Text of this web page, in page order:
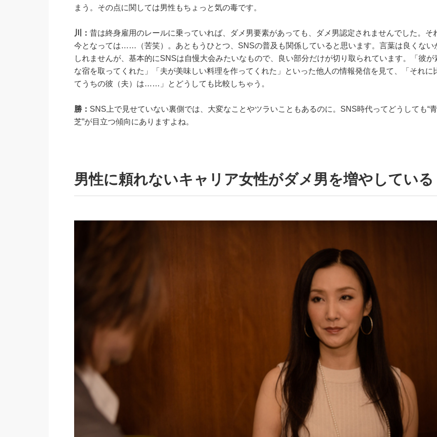
まう。その点に関しては男性もちょっと気の毒です。
川： 昔は終身雇用のレールに乗っていれば、ダメ男要素があっても、ダメ男認定されませんでした。そ
今となっては……（苦笑）。あともうひとつ、SNSの普及も関係していると思います。言葉は良くない
しれませんが、基本的にSNSは自慢大会みたいなもので、良い部分だけが切り取られています。「彼が
な宿を取ってくれた」「夫が美味しい料理を作ってくれた」といった他人の情報発信を見て、「それに
てうちの彼（夫）は……」とどうしても比較しちゃう。
勝： SNS上で見せていない裏側では、大変なことやツラいこともあるのに。SNS時代ってどうしても“
芝”が目立つ傾向にありますよね。
男性に頼れないキャリア女性がダメ男を増やしている